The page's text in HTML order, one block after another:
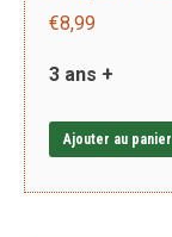
€8,99
3 ans +
Ajouter au panier